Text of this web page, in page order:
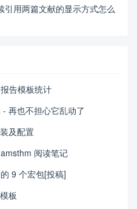
用两篇文献的显示方式怎么
告模板统计
再也不担心它乱动了
及配置
阅读笔记
9 个宏包[投稿]
板